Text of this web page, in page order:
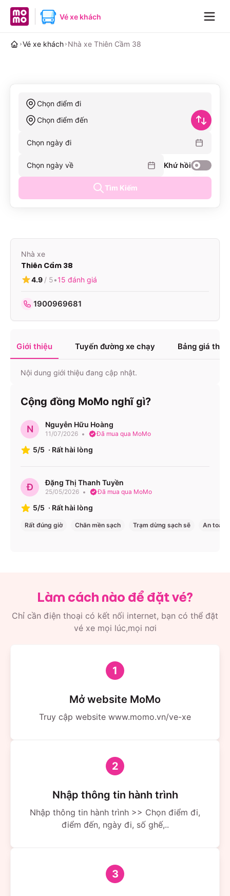
MoMo home pageVé xe khách
Vé xe khách Nhà xe Thiên Cầm 38
Chọn điểm đi
Chọn điểm đến
Chọn ngày đi
Khứ hồi
Chọn ngày về
Tìm Kiếm
Nhà xe
Thiên Cầm 38
4.9 / 5•15 đánh giá
1900969681
Giới thiệu Tuyến đường xe chạy Bảng giá
Nội dung giới thiệu đang cập nhật.
Cộng đồng MoMo nghĩ gì?
N Nguyễn Hữu Hoàng
11/07/2026 Đã mua qua MoMo
5/5 · Rất hài lòng
Đ Đặng Thị Thanh Tuyền
25/05/2026 Đã mua qua MoMo
5/5 · Rất hài lòng
Rất đúng giờ Chăn mền sạch Trạm dừng sạch sẽ An toàn
Làm cách nào để đặt vé?
Chỉ cần điện thoại có kết nối internet, bạn có thể đặt
vé xe mọi lúc,mọi nơi
1
Mở website MoMo
Truy cập website www.momo.vn/ve-xe
2
Nhập thông tin hành trình
Nhập thông tin hành trình >> Chọn điểm đi,
điểm đến, ngày đi, số ghế,..
3